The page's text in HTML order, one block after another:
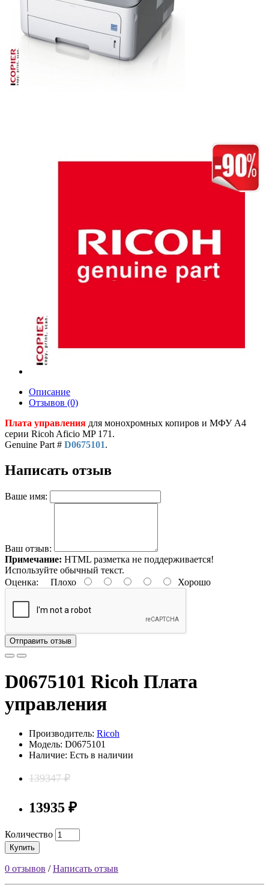
Описание
Отзывов (0)
Плата управления для монохромных копиров и МФУ A4
серии Ricoh Aficio MP 171.
Genuine Part # D0675101.
Написать отзыв
Ваше имя:
Ваш отзыв:
Примечание: HTML разметка не поддерживается!
Используйте обычный текст.
Оценка: Плохо Хорошо
Отправить отзыв
D0675101 Ricoh Плата
управления
Производитель: Ricoh
Модель: D0675101
Наличие: Есть в наличии
139347 ₽
13935 ₽
Количество
Купить
0 отзывов /Написать отзыв